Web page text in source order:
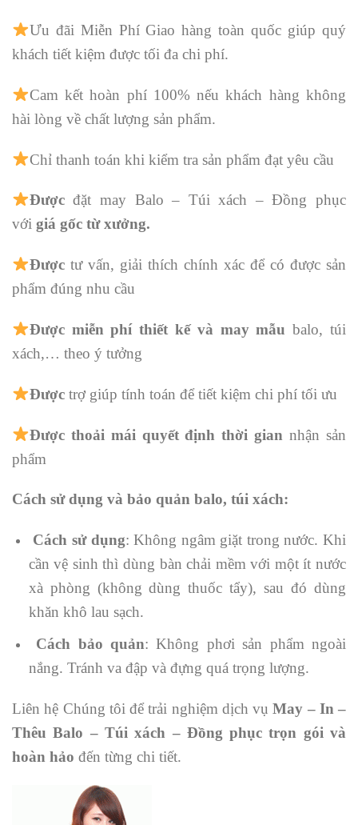
Ưu đãi Miễn Phí Giao hàng toàn quốc giúp quý
khách tiết kiệm được tối đa chi phí.
Cam kết hoàn phí 100% nếu khách hàng không
hài lòng về chất lượng sản phẩm.
Chỉ thanh toán khi kiểm tra sản phẩm đạt yêu cầu
Đượcđặt may Balo – Túi xách – Đồng phục
với giá gốc từ xưởng.
Được tư vấn, giải thích chính xác để có được sản
phẩm đúng nhu cầu
Được miễn phí thiết kế và may mẫubalo, túi
xách,… theo ý tưởng
Được trợ giúp tính toán để tiết kiệm chi phí tối ưu
Được thoải mái quyết định thời gian nhận sản
phẩm
Cách sử dụng và bảo quản balo, túi xách:
Cách sử dụng: Không ngâm giặt trong nước. Khi
cần vệ sinh thì dùng bàn chải mềm với một ít nước
xà phòng (không dùng thuốc tẩy), sau đó dùng
khăn khô lau sạch.
Cách bảo quản: Không phơi sản phẩm ngoài
nắng. Tránh va đập và đựng quá trọng lượng.
Liên hệ Chúng tôi để trải nghiệm dịch vụ May – In –
Thêu Balo – Túi xách – Đồng phục trọn gói và
hoàn hảo đến từng chi tiết.